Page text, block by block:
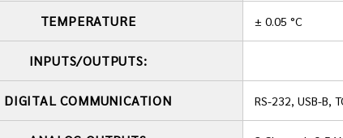
TEMPERATURE ± 0.05 °C
INPUTS/OUTPUTS:
DIGITAL COMMUNICATION RS-232, USB-B,